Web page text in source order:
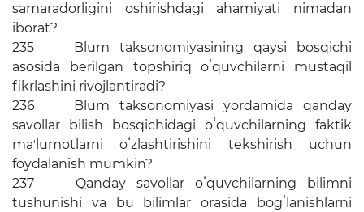
samaradorligini oshirishdagi ahamiyati nimadan
iborat?
235 Blum taksonomiyasining qaysi bosqichi
asosida berilgan topshiriq oʻquvchilarni mustaqil
fikrlashini rivojlantiradi?
236 Blum taksonomiyasi yordamida qanday
savollar bilish bosqichidagi oʻquvchilarning faktik
maʼlumotlarni oʻzlashtirishini tekshirish uchun
foydalanish mumkin?
237 Qanday savollar oʻquvchilarning bilimni
tushunishi va bu bilimlar orasida bogʻlanishlarni